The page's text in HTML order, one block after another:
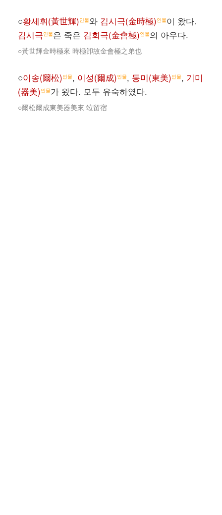
○황세휘(黃世輝)인물와 김시극(金時極)인물이 왔다.
김시극인물은 죽은 김회극(金會極)인물의 아우다.
○黃世輝金時極來 時極卽故金會極之弟也
○이송(爾松)인물, 이성(爾成)인물, 동미(東美)인물, 기미
(器美)인물가 왔다. 모두 유숙하였다.
○爾松爾成東美器美來 竝留宿